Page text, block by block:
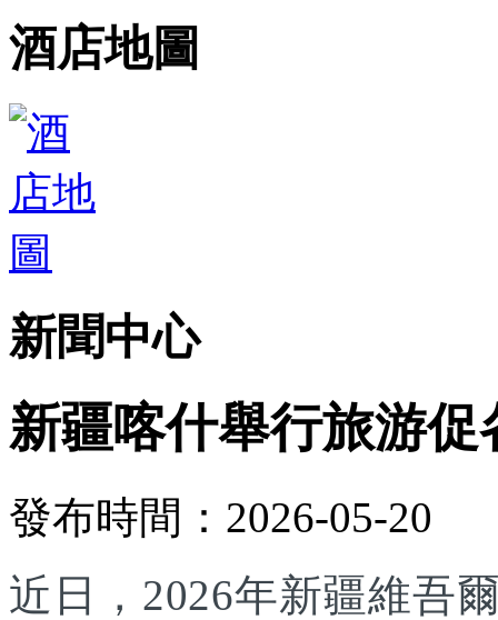
酒店地圖
新聞中心
新疆喀什舉行旅游
發布時間：2026-05-20
近日，2026年新疆維吾